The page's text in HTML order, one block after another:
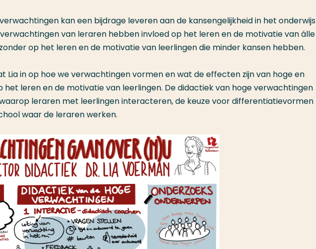
kan een bijdrage leveren aan de kansengelijkheid in het onderwijs
van leraren hebben invloed op het leren en de motivatie van álle
op het leren en de motivatie van leerlingen die minder kansen hebben.
Lia in op hoe we verwachtingen vormen en wat de effecten zijn van hoge en
het leren en de motivatie van leerlingen. De didactiek van hoge verwachtingen
leraren met leerlingen interacteren, de keuze voor differentiatievormen
waar de leraren werken.